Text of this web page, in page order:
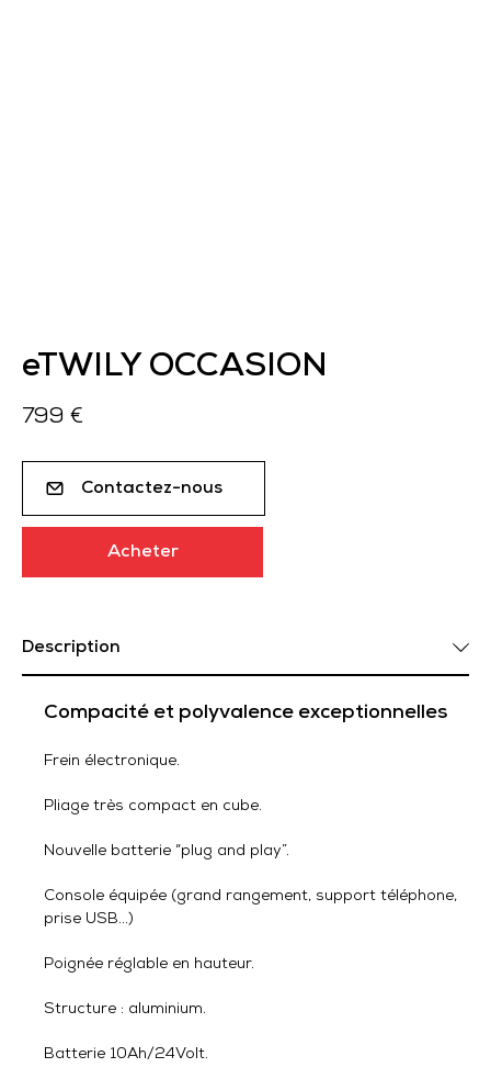
eTWILY OCCASION
799 €
Contactez-nous
Acheter
Description
Compacité et polyvalence exceptionnelles
Frein électronique.
Pliage très compact en cube.
Nouvelle batterie “plug and play”.
Console équipée (grand rangement, support téléphone,
prise USB…)
Poignée réglable en hauteur.
Structure : aluminium.
Batterie 10Ah/24Volt.